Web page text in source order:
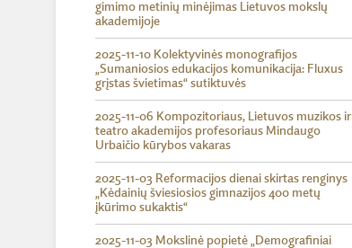
gimimo metinių minėjimas Lietuvos mokslų
akademijoje
2025-11-10 Kolektyvinės monografijos
„Sumaniosios edukacijos komunikacija: Fluxus
grįstas švietimas“ sutiktuvės
2025-11-06 Kompozitoriaus, Lietuvos muzikos ir
teatro akademijos profesoriaus Mindaugo
Urbaičio kūrybos vakaras
2025-11-03 Reformacijos dienai skirtas renginys
„Kėdainių šviesiosios gimnazijos 400 metų
įkūrimo sukaktis“
2025-11-03 Mokslinė popietė „Demografiniai